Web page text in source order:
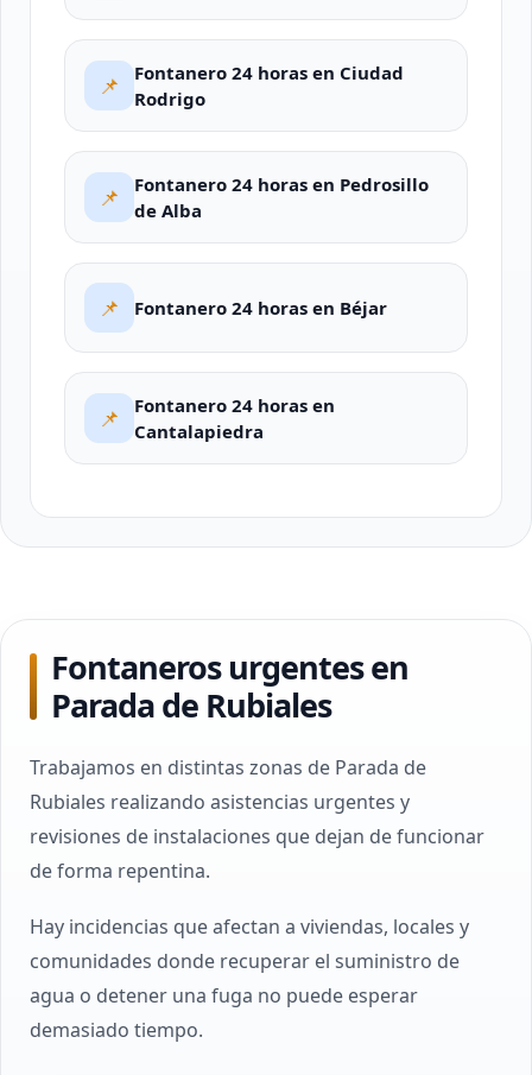
📌
Fontanero 24 horas en Ciudad
Rodrigo
📌
Fontanero 24 horas en Pedrosillo
de Alba
📌 Fontanero 24 horas en Béjar
📌
Fontanero 24 horas en
Cantalapiedra
Fontaneros urgentes en
Parada de Rubiales
Trabajamos en distintas zonas de Parada de
Rubiales realizando asistencias urgentes y
revisiones de instalaciones que dejan de funcionar
de forma repentina.
Hay incidencias que afectan a viviendas, locales y
comunidades donde recuperar el suministro de
agua o detener una fuga no puede esperar
demasiado tiempo.